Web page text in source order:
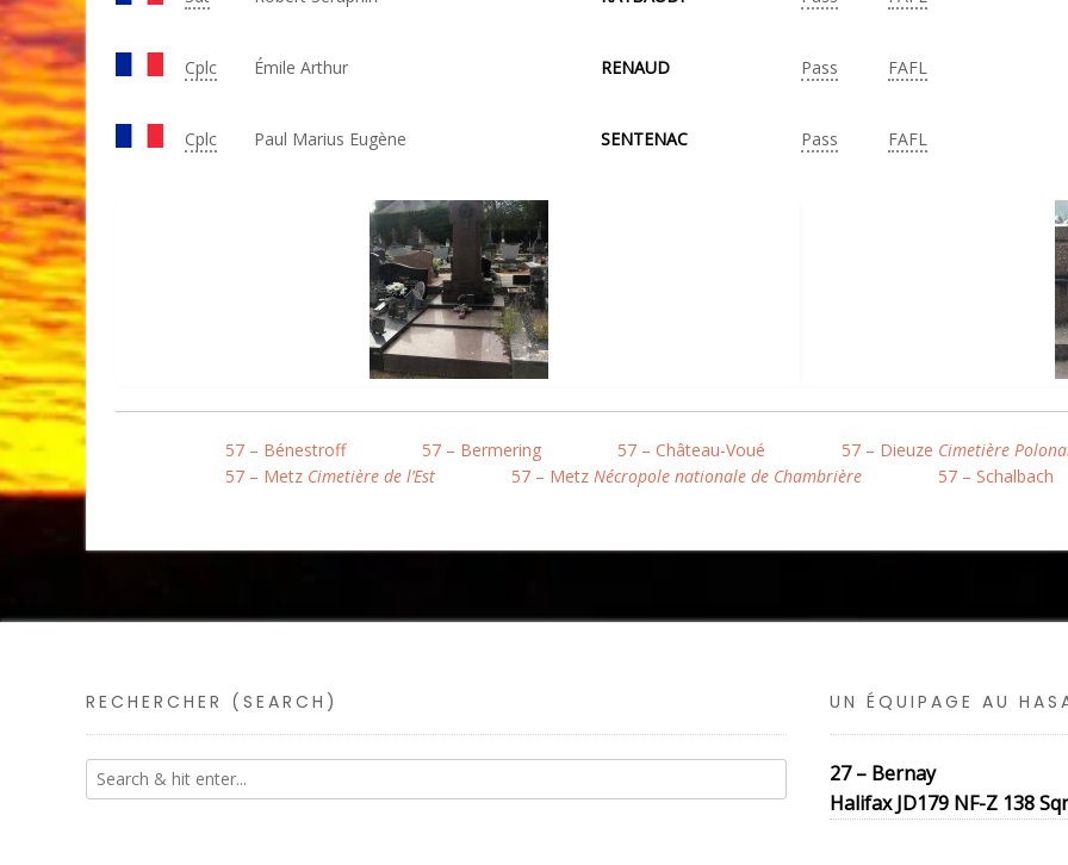
Cplc Émile Arthur RENAUD Pass FAFL
Cplc Paul Marius Eugène SENTENAC Pass FAFL
57 – Bénestroff 57 – Bermering 57 – Château-Voué 57 – Dieuze Cimetière
57 – Metz Cimetière de l’Est 57 – Metz Nécropole nationale de Chambrière 57 – Schalbach
RECHERCHER (SEARCH) UN ÉQUIPAGE AU
27 – Bernay
Halifax JD179 NF-Z 138